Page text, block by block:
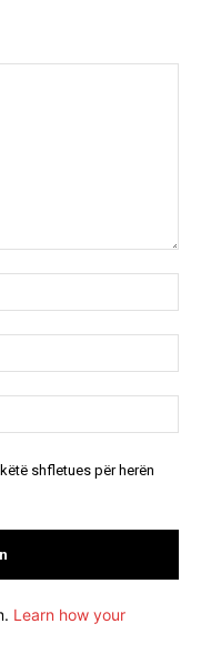
shfletues për herën
Learn how your